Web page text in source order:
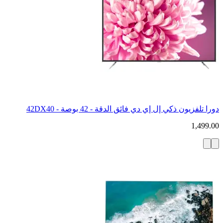
دورا تلفزيون ذكي إل إي دي فائق الدقة - 42 بوصة - 42DX40
1,499.00